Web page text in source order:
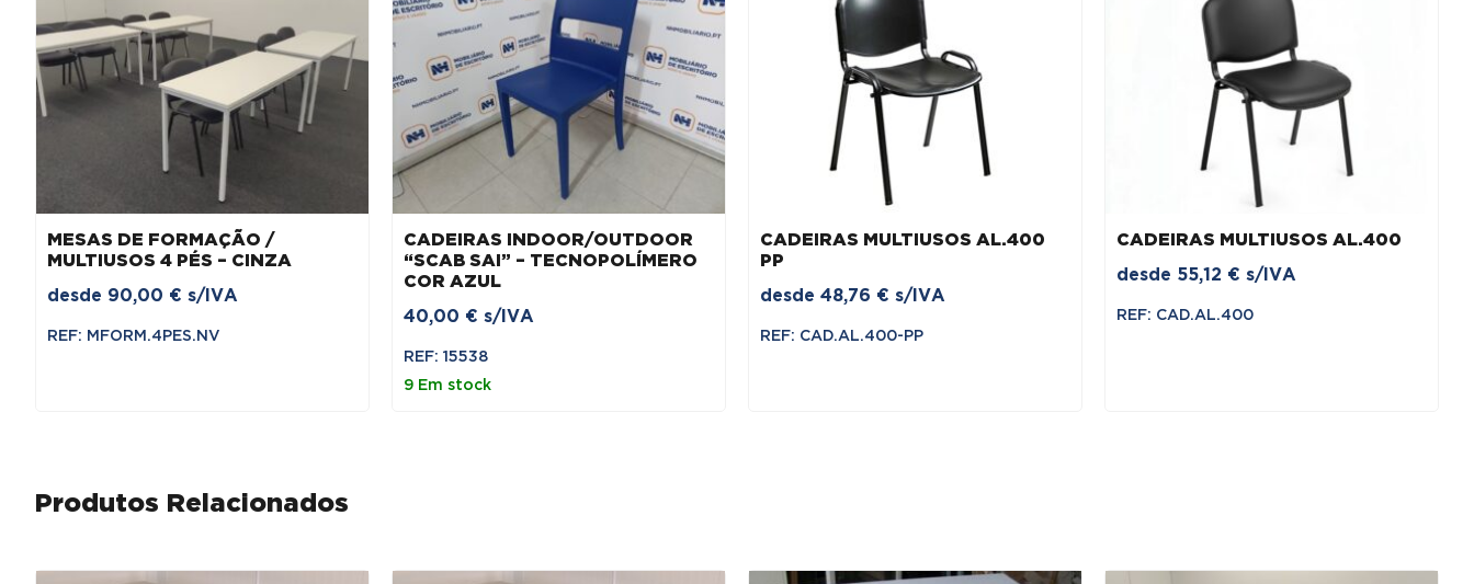
MESAS DE FORMAÇÃO /
MULTIUSOS 4 PÉS – CINZA
desde 90,00 € s/IVA
REF: MFORM.4PES.NV
CADEIRAS INDOOR/OUTDOOR
“SCAB SAI” – TECNOPOLÍMERO
COR AZUL
40,00 € s/IVA
REF: 15538
9 Em stock
CADEIRAS MULTIUSOS AL.400
PP
desde 48,76 € s/IVA
REF: CAD.AL.400-PP
CADEIRAS MULTIUSOS AL.400
desde 55,12 € s/IVA
REF: CAD.AL.400
Produtos Relacionados